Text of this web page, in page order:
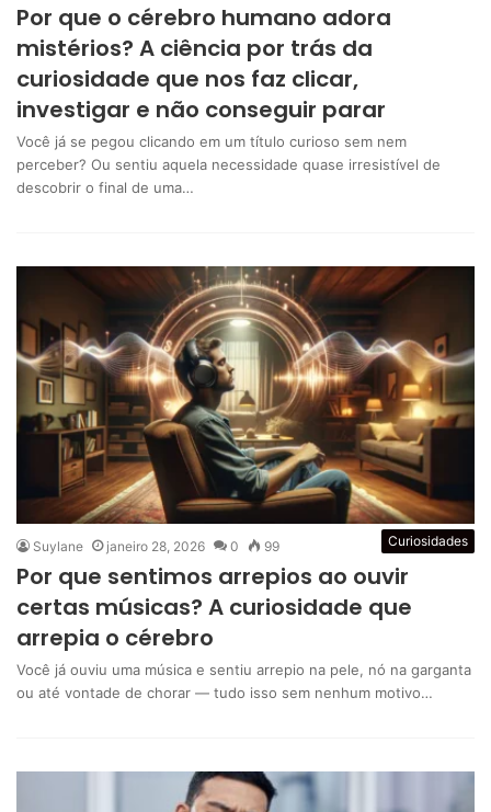
Por que o cérebro humano adora
mistérios? A ciência por trás da
curiosidade que nos faz clicar,
investigar e não conseguir parar
Você já se pegou clicando em um título curioso sem nem
perceber? Ou sentiu aquela necessidade quase irresistível de
descobrir o final de uma…
Curiosidades
Suylane janeiro 28, 2026 0 99
Por que sentimos arrepios ao ouvir
certas músicas? A curiosidade que
arrepia o cérebro
Você já ouviu uma música e sentiu arrepio na pele, nó na garganta
ou até vontade de chorar — tudo isso sem nenhum motivo…